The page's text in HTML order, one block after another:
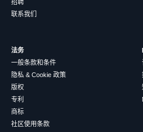
招聘
联系我们
法务
一般条款和条件
隐私 & Cookie 政策
版权
专利
商标
社区使用条款